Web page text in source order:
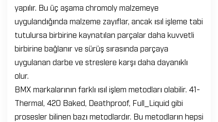
yapılır. Bu üç aşama chromoly malzemeye
uygulandığında malzeme zayıflar, ancak ısıl işleme tabi
tutulursa birbirine kaynatılan parçalar daha kuvvetli
birbirine bağlanır ve sürüş sırasında parçaya
uygulanan darbe ve streslere karşı daha dayanıklı
olur.
BMX markalarının farklı ısıl işlem metodları olabilir. 41-
Thermal, 420 Baked, Deathproof, Full_Liquid gibi
prosesler bilinen bazı metodlardır. Bu metodların hepsi